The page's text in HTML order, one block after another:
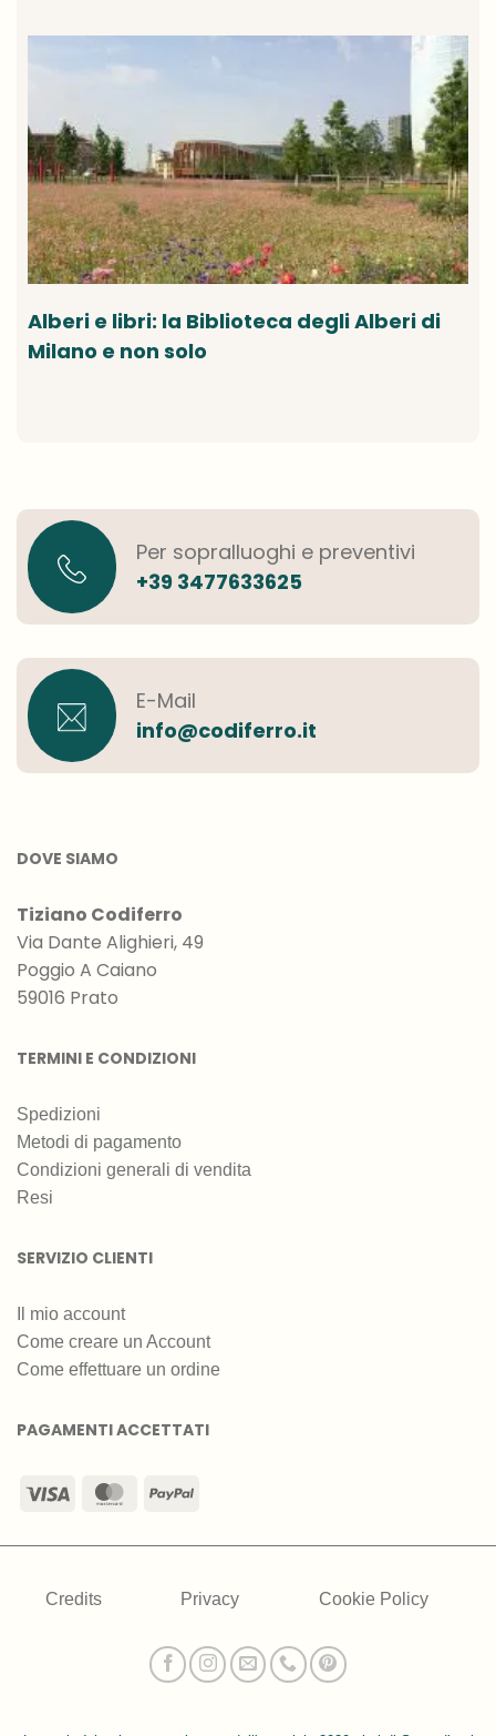
Alberi e libri: la Biblioteca degli Alberi di
Milano e non solo
Per sopralluoghi e preventivi
+39 3477633625
E-Mail
info@codiferro.it
DOVE SIAMO
Tiziano Codiferro
Via Dante Alighieri, 49
Poggio A Caiano
59016 Prato
TERMINI E CONDIZIONI
Spedizioni
Metodi di pagamento
Condizioni generali di vendita
Resi
SERVIZIO CLIENTI
Il mio account
Come creare un Account
Come effettuare un ordine
PAGAMENTI ACCETTATI
Visa MasterCardPayPal
Credits Privacy Cookie Policy